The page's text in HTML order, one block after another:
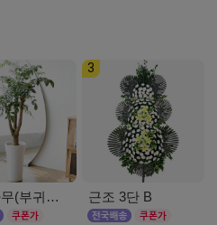
행복나무(부귀수) D 근조 3단 B
3